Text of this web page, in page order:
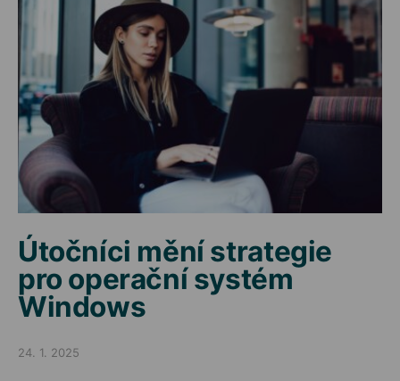
Útočníci mění strategie
pro operační systém
Windows
Posted on
24. 1. 2025